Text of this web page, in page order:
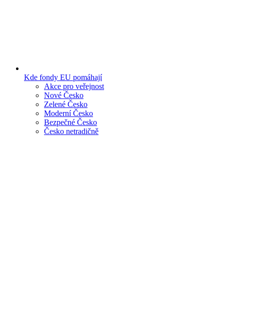
Kde fondy EU pomáhají
Akce pro veřejnost
Nové Česko
Zelené Česko
Moderní Česko
Bezpečné Česko
Česko netradičně